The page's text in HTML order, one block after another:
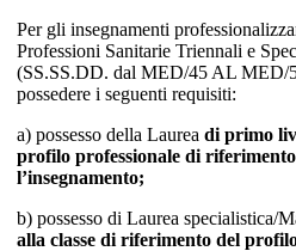
Per gli insegnamenti
Professioni Sanitarie Triennali e
(SS.SS.DD. dal MED/45 AL MED/
possedere i seguenti requisiti:
a) possesso della Laurea di primo
profilo professionale di
l’insegnamento;
b) possesso di Laurea specialistica/
alla classe di riferimento del